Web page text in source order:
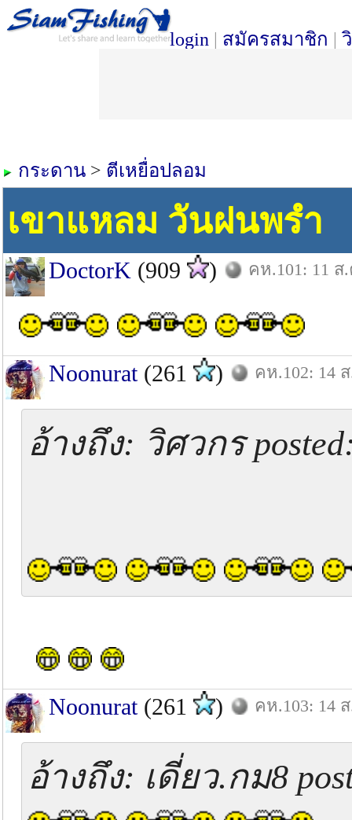
login | สมัครสมาชิก |
กระดาน > ตีเหยื่อปลอม
เขาแหลม วันฝนพรำ
DoctorK (909 ) คห.101: 11 ส
Noonurat(261 ) คห.102: 14
อ้างถึง: วิศวกร
Noonurat(261 ) คห.103: 14
อ้างถึง: เดี่ยว.กม8